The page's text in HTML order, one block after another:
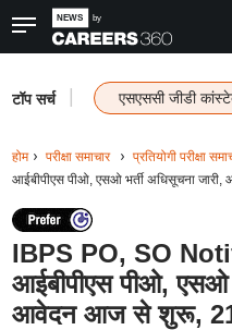
टॉप सर्च एसएससी जीडी
होम परीक्षा समाचार प्रतियोगी परीक्षा
आईबीपीएस पीओ, एसओ भर्ती अधिसूचना
IBPS PO, SO
आईबीपीएस पीओ, एसओ
आवेदन आज से शुरू, 21